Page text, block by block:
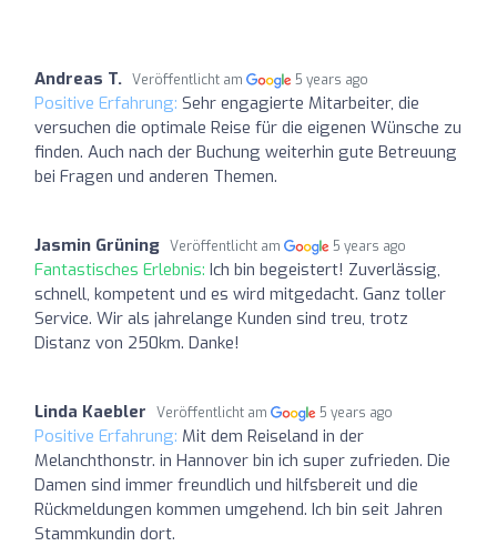
Andreas T. Veröffentlicht am 5 years ago
Positive Erfahrung: Sehr engagierte Mitarbeiter, die
versuchen die optimale Reise für die eigenen Wünsche zu
finden. Auch nach der Buchung weiterhin gute Betreuung
bei Fragen und anderen Themen.
Jasmin Grüning Veröffentlicht am 5 years ago
Fantastisches Erlebnis: Ich bin begeistert! Zuverlässig,
schnell, kompetent und es wird mitgedacht. Ganz toller
Service. Wir als jahrelange Kunden sind treu, trotz
Distanz von 250km. Danke!
Linda Kaebler Veröffentlicht am 5 years ago
Positive Erfahrung: Mit dem Reiseland in der
Melanchthonstr. in Hannover bin ich super zufrieden. Die
Damen sind immer freundlich und hilfsbereit und die
Rückmeldungen kommen umgehend. Ich bin seit Jahren
Stammkundin dort.